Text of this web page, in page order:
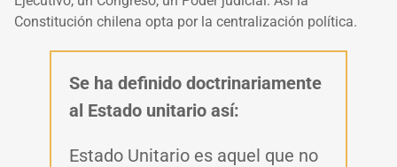
Constitución chilena opta por la centralización política.
Se ha definido doctrinariamente
al Estado unitario así:
Estado Unitario es aquel que no